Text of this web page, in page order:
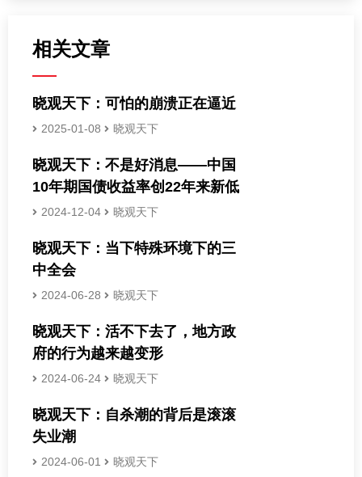
相关文章
晓观天下：可怕的崩溃正在逼近
2025-01-08 晓观天下
晓观天下：不是好消息——中国
10年期国债收益率创22年来新低
2024-12-04 晓观天下
晓观天下：当下特殊环境下的三
中全会
2024-06-28 晓观天下
晓观天下：活不下去了，地方政
府的行为越来越变形
2024-06-24 晓观天下
晓观天下：自杀潮的背后是滚滚
失业潮
2024-06-01 晓观天下